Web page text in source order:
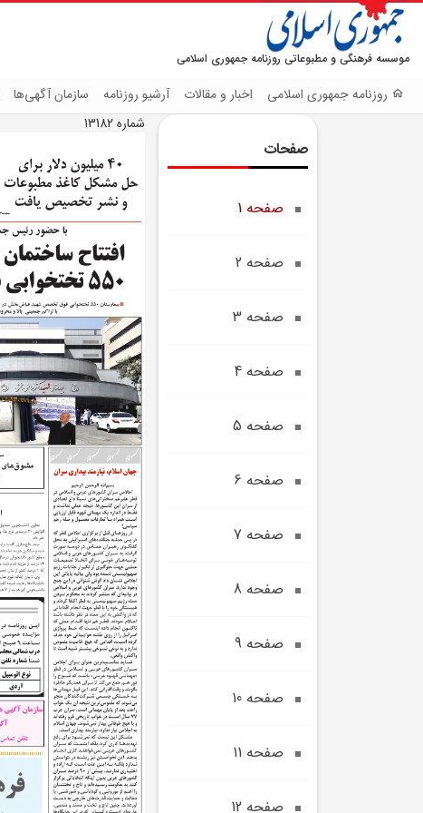
موسسه فرهنگی و مطبوعاتی روزنامه جمهوری اسلامی
روزنامه جمهوری اسلامی اخبار و مقالات آرشیو روزنامه سازمان آگهی‌ها
صفحات
صفحه 1
صفحه 2
صفحه 3
صفحه 4
صفحه 5
صفحه 6
صفحه 7
صفحه 8
صفحه 9
صفحه 10
صفحه 11
صفحه 12
شماره 13182